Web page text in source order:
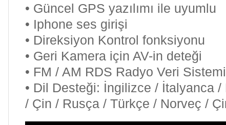
• Güncel GPS yazılımı ile uyumlu
• Iphone ses girişi
• Direksiyon Kontrol fonksiyonu
• Geri Kamera için AV-in deteği
• FM / AM RDS Radyo Veri Sistemi
• Dil Desteği: İngilizce / İtalyanca
/ Çin / Rusça / Türkçe / Norveç /